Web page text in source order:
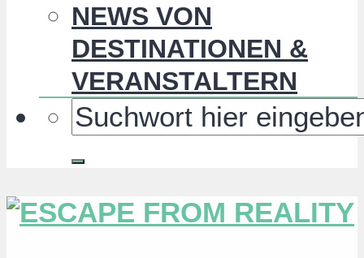
NEWS VON
DESTINATIONEN &
VERANSTALTERN